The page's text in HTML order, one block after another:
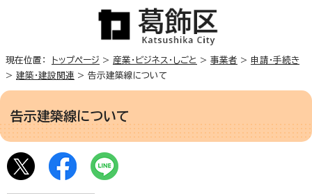
現在位置： トップページ > 産業・ビジネス・しごと > 事業者 > 申請・手続き
> 建築・建設関連 > 告示建築線について
告示建築線について